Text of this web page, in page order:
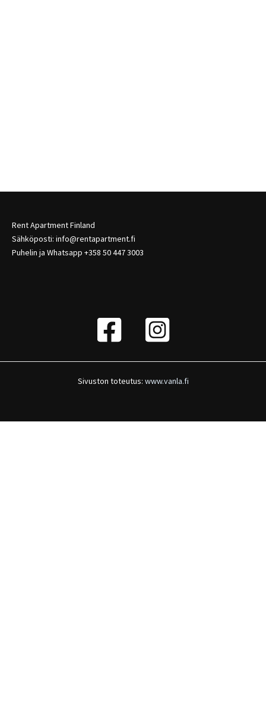
Rent Apartment Finland
Sähköposti: info@rentapartment.fi
Puhelin ja Whatsapp +358 50 447 3003
Sivuston toteutus: www.vanla.fi